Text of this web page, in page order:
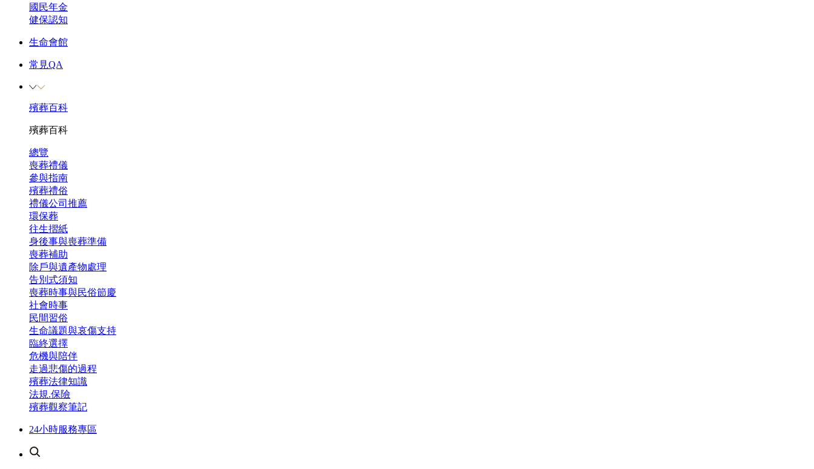
國民年金
健保認知
生命會館
常見QA
殯葬百科
殯葬百科
總覽
喪葬禮儀
參與指南
殯葬禮俗
禮儀公司推薦
環保葬
往生摺紙
身後事與喪葬準備
喪葬補助
除戶與遺產物處理
告別式須知
喪葬時事與民俗節慶
社會時事
民間習俗
生命議題與哀傷支持
臨終選擇
危機與陪伴
走過悲傷的過程
殯葬法律知識
法規.保險
殯葬觀察筆記
24小時服務專區